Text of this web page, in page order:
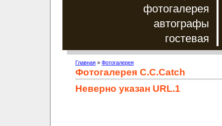
фотогалерея
автографы
гостевая
Главная » Фотогалерея
Фотогалерея C.C.Catch
Неверно указан URL.1